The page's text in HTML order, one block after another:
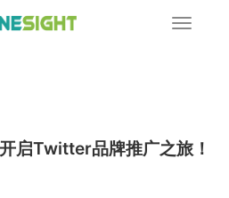
展
启Twitter品牌推广之旅！